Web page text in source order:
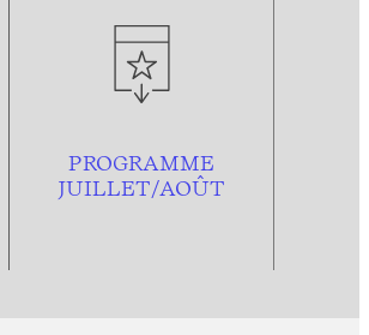
PROGRAMME
JUILLET/AOÛT